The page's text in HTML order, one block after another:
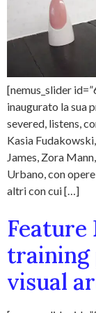
[nemus_slider
inaugurato la sua
severed, listens,
Kasia
James, Zora
Urbano, con
altri con cui […]
Feature
training
visual